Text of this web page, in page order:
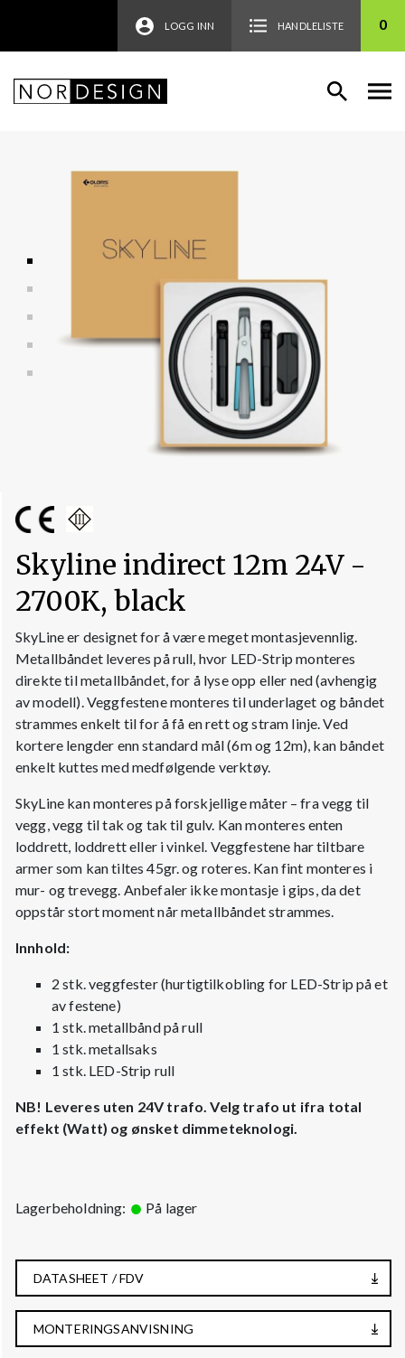
LOGG INN HANDLELISTE 0
Skyline indirect 12m 24V -
2700K, black
SkyLine er designet for å være meget montasjevennlig.
Metallbåndet leveres på rull, hvor LED-Strip monteres
direkte til metallbåndet, for å lyse opp eller ned (avhengig
av modell). Veggfestene monteres til underlaget og båndet
strammes enkelt til for å få en rett og stram linje. Ved
kortere lengder enn standard mål (6m og 12m), kan båndet
enkelt kuttes med medfølgende verktøy.
SkyLine kan monteres på forskjellige måter – fra vegg til
vegg, vegg til tak og tak til gulv. Kan monteres enten
loddrett, loddrett eller i vinkel. Veggfestene har tiltbare
armer som kan tiltes 45gr. og roteres. Kan fint monteres i
mur- og trevegg. Anbefaler ikke montasje i gips, da det
oppstår stort moment når metallbåndet strammes.
Innhold:
2 stk. veggfester (hurtigtilkobling for LED-Strip på et
av festene)
1 stk. metallbånd på rull
1 stk. metallsaks
1 stk. LED-Strip rull
NB! Leveres uten 24V trafo. Velg trafo ut ifra total
effekt (Watt) og ønsket dimmeteknologi.
Lagerbeholdning: På lager
DATASHEET / FDV
MONTERINGSANVISNING